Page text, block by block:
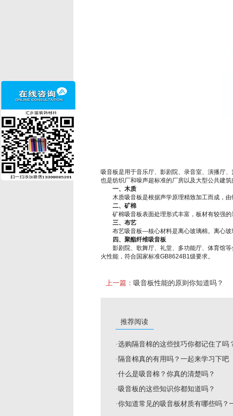
吸音板是用于音乐厅、影剧院、录音室、演播厅
也是纺织厂和噪声超标准的厂房以及大型公共建
一、木质
木质吸音板是根据声学原理精致加工而成，由
二、矿棉
矿棉吸音板表面处理形式丰富，板材有较强的
三、布艺
布艺吸音板—核心材料是离心玻璃棉。离心玻
四、聚酯纤维吸音板
影剧院、歌舞厅、礼堂、多功能厅、体育馆等
火性能，符合国家标准GB8624B1级要求。
上一篇： 吸音板性能的原则你知道吗？
推荐阅读
·选购隔音棉的这些技巧你都记住了吗
·隔音棉真的有用吗？一起来学习下吧
·什么是吸音棉？你真的清楚吗？
·吸音板的这些知识你都知道吗？
·你知道常见的吸音板材质有哪些吗？